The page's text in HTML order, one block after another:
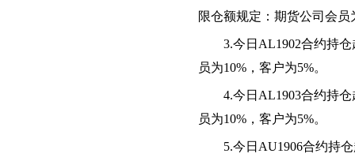
限仓额规定：期货公司会员
3.今日AL1902合约持
员为10%，客户为5%。
4.今日AL1903合约持
员为10%，客户为5%。
5.今日AU1906合约持